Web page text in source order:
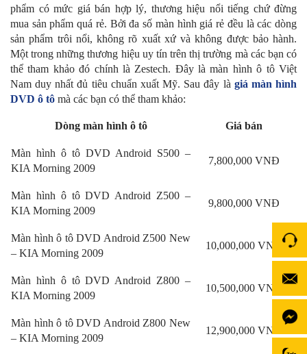
phẩm có mức giá bán hợp lý, thương hiệu nổi tiếng chứ đừng
mua sản phẩm quá rẻ. Bởi đa số màn hình giá rẻ đều là các dòng
sản phẩm trôi nổi, không rõ xuất xứ và không được bảo hành.
Một trong những thương hiệu uy tín trên thị trường mà các bạn có
thể tham khảo đó chính là Zestech. Đây là màn hình ô tô Việt
Nam duy nhất đủ tiêu chuẩn xuất Mỹ. Sau đây là giá màn hình
DVD ô tô mà các bạn có thể tham khảo:
Dòng màn hình ô tô Giá bán
Màn hình ô tô DVD Android S500 –
KIA Morning 2009
7,800,000 VNĐ
Màn hình ô tô DVD Android Z500 –
KIA Morning 2009
9,800,000 VNĐ
Màn hình ô tô DVD Android Z500 New
– KIA Morning 2009
10,000,000 VNĐ
Màn hình ô tô DVD Android Z800 –
KIA Morning 2009
10,500,000 VNĐ
Màn hình ô tô DVD Android Z800 New
– KIA Morning 2009
12,900,000 VNĐ